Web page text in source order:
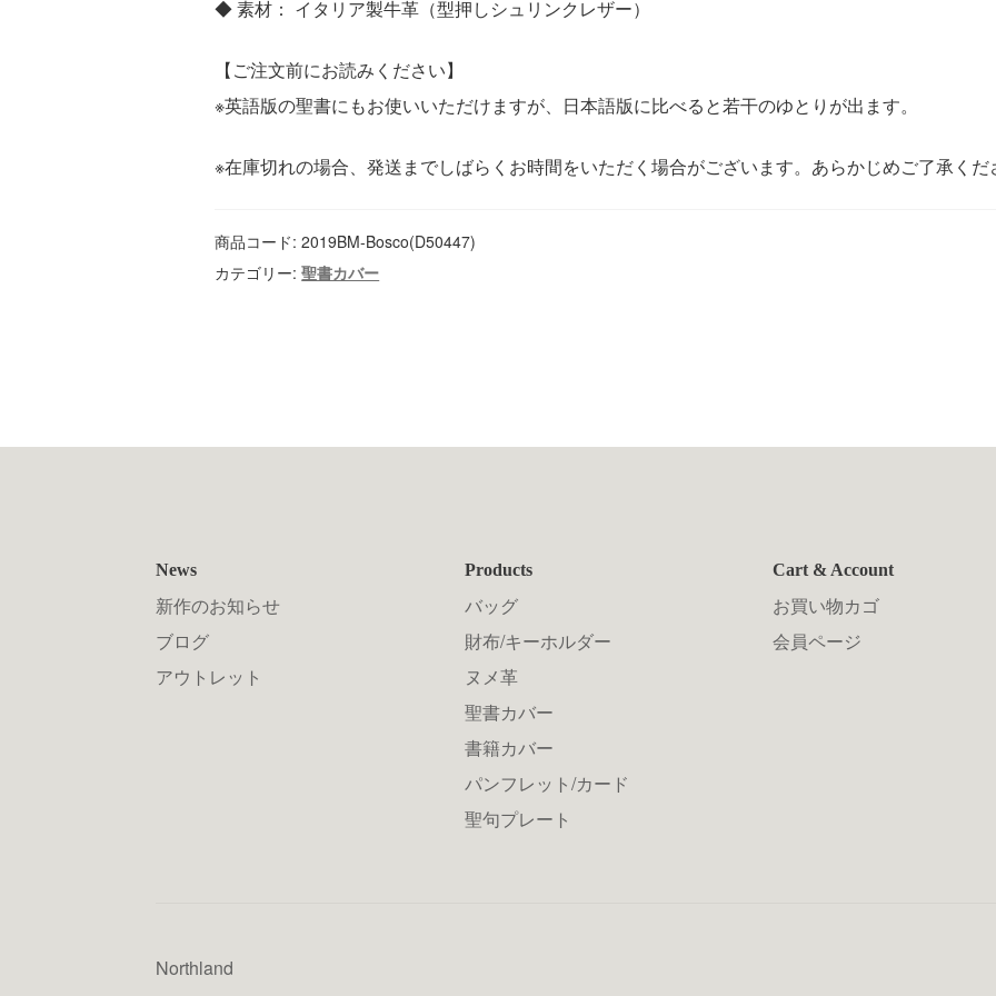
◆ 素材： イタリア製牛革（型押しシュリンクレザー）
【ご注文前にお読みください】
※英語版の聖書にもお使いいただけますが、日本語版に比べると若干のゆとりが出ます。
※在庫切れの場合、発送までしばらくお時間をいただく場合がございます。あらかじめご了承くだ
商品コード:2019BM-Bosco(D50447)
カテゴリー:聖書カバー
News
新作のお知らせ
ブログ
アウトレット
Products
バッグ
財布/キーホルダー
ヌメ革
聖書カバー
書籍カバー
パンフレット/カード
聖句プレート
Cart & Account
お買い物カゴ
会員ページ
Northland